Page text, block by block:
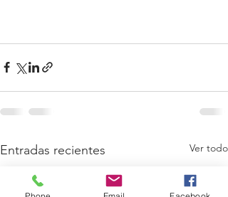
Entradas recientes Ver todo